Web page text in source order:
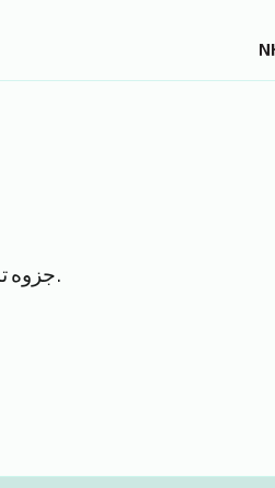
جزوه تمرین مرکز پزشکی کارفیلد را دانلود و بخوانید.